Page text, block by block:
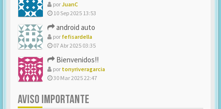
porJuanC
10 Sep 2025 13:53
android auto
por fefisardella
07 Abr 2025 03:35
Bienvenidos!!
por tonyriveragarcia
30 Mar 2025 22:47
AVISO IMPORTANTE